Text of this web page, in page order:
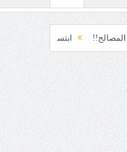
ابتسامة الطوارئ! المكوّن